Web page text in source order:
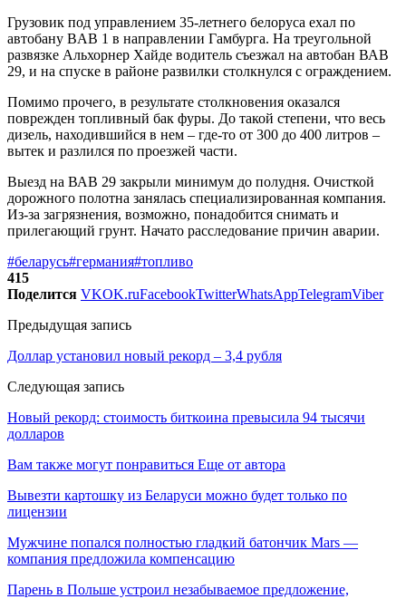
Грузовик под управлением 35-летнего белоруса ехал по
автобану BAB 1 в направлении Гамбурга. На треугольной
развязке Альхорнер Хайде водитель съезжал на автобан ВАВ
29, и на спуске в районе развилки столкнулся с ограждением.
Помимо прочего, в результате столкновения оказался
поврежден топливный бак фуры. До такой степени, что весь
дизель, находившийся в нем – где-то от 300 до 400 литров –
вытек и разлился по проезжей части.
Выезд на ВАВ 29 закрыли минимум до полудня. Очисткой
дорожного полотна занялась специализированная компания.
Из-за загрязнения, возможно, понадобится снимать и
прилегающий грунт. Начато расследование причин аварии.
#беларусь#германия#топливо
415
Поделится VKOK.ruFacebookTwitterWhatsAppTelegramViber
Предыдущая запись
Доллар установил новый рекорд – 3,4 рубля
Следующая запись
Новый рекорд: стоимость биткоина превысила 94 тысячи
долларов
Вам также могут понравиться Еще от автора
Вывезти картошку из Беларуси можно будет только по
лицензии
Мужчине попался полностью гладкий батончик Mars —
компания предложила компенсацию
Парень в Польше устроил незабываемое предложение,